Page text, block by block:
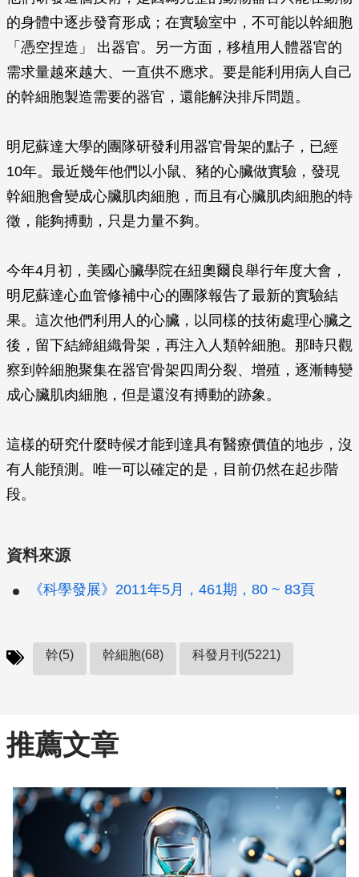
的身體中逐步發育形成；在實驗室中，不可能以幹細胞
「憑空捏造」 出器官。另一方面，移植用人體器官的
需求量越來越大、一直供不應求。要是能利用病人自己
的幹細胞製造需要的器官，還能解決排斥問題。
明尼蘇達大學的團隊研發利用器官骨架的點子，已經
10年。最近幾年他們以小鼠、豬的心臟做實驗，發現
幹細胞會變成心臟肌肉細胞，而且有心臟肌肉細胞的特
徵，能夠搏動，只是力量不夠。
今年4月初，美國心臟學院在紐奧爾良舉行年度大會，
明尼蘇達心血管修補中心的團隊報告了最新的實驗結
果。這次他們利用人的心臟，以同樣的技術處理心臟之
後，留下結締組織骨架，再注入人類幹細胞。那時只觀
察到幹細胞聚集在器官骨架四周分裂、增殖，逐漸轉變
成心臟肌肉細胞，但是還沒有搏動的跡象。
這樣的研究什麼時候才能到達具有醫療價值的地步，沒
有人能預測。唯一可以確定的是，目前仍然在起步階
段。
資料來源
《科學發展》2011年5月，461期，80 ~ 83頁
幹(5) 幹細胞(68) 科發月刊(5221)
推薦文章